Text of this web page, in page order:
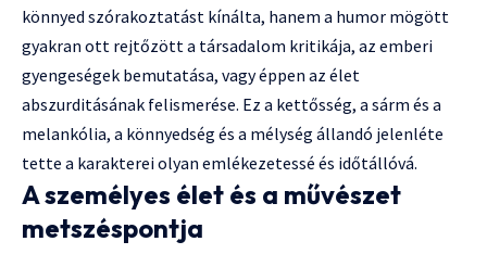
könnyed szórakoztatást kínálta, hanem a humor mögött
gyakran ott rejtőzött a társadalom kritikája, az emberi
gyengeségek bemutatása, vagy éppen az élet
abszurditásának felismerése. Ez a kettősség, a sárm és a
melankólia, a könnyedség és a mélység állandó jelenléte
tette a karakterei olyan emlékezetessé és időtállóvá.
A személyes élet és a művészet
metszéspontja